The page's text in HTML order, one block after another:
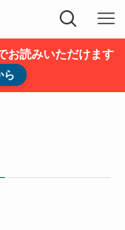
お読みいただけます
ら